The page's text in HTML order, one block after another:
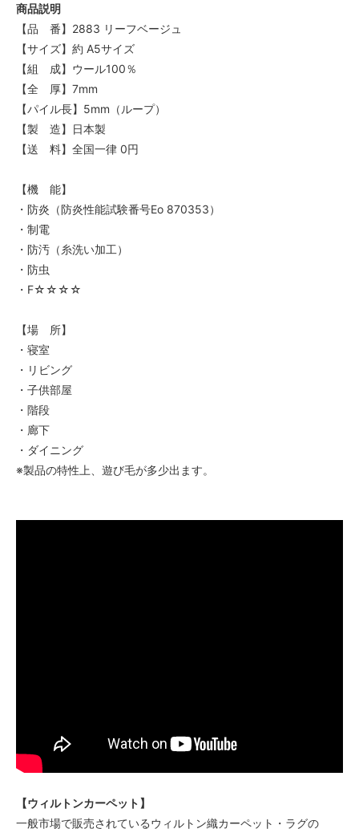
商品説明
【品 番】2883 リーフベージュ
【サイズ】約 A5サイズ
【組 成】ウール100％
【全 厚】7mm
【パイル長】5mm（ループ）
【製 造】日本製
【送 料】全国一律 0円
【機 能】
・防炎（防炎性能試験番号Eo 870353）
・制電
・防汚（糸洗い加工）
・防虫
・F☆☆☆☆
【場 所】
・寝室
・リビング
・子供部屋
・階段
・廊下
・ダイニング
※製品の特性上、遊び毛が多少出ます。
【ウィルトンカーペット】
一般市場で販売されているウィルトン織カーペット・ラグの